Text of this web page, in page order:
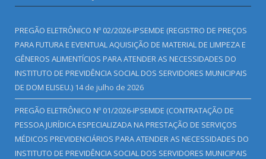
PREGÃO ELETRÔNICO Nº 02/2026-IPSEMDE (REGISTRO DE PREÇOS
PARA FUTURA E EVENTUAL AQUISIÇÃO DE MATERIAL DE LIMPEZA E
GÊNEROS ALIMENTÍCIOS PARA ATENDER AS NECESSIDADES DO
INSTITUTO DE PREVIDÊNCIA SOCIAL DOS SERVIDORES MUNICIPAIS
DE DOM ELISEU.) 14 de julho de 2026
PREGÃO ELETRÔNICO Nº 01/2026-IPSEMDE (CONTRATAÇÃO DE
PESSOA JURÍDICA ESPECIALIZADA NA PRESTAÇÃO DE SERVIÇOS
MÉDICOS PREVIDENCIÁRIOS PARA ATENDER AS NECESSIDADES DO
INSTITUTO DE PREVIDÊNCIA SOCIAL DOS SERVIDORES MUNICIPAIS